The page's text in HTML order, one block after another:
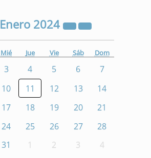
Enero 2024
Mié Jue Vie Sáb Dom
3 4 5 6
7
10 11 12 13
14
17 18 19 20
21
24 25 26 27
28
31 1 2 3 4